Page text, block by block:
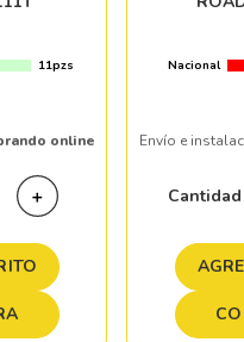
11pzs
online
＋
Nacional
Envío e
Cantidad